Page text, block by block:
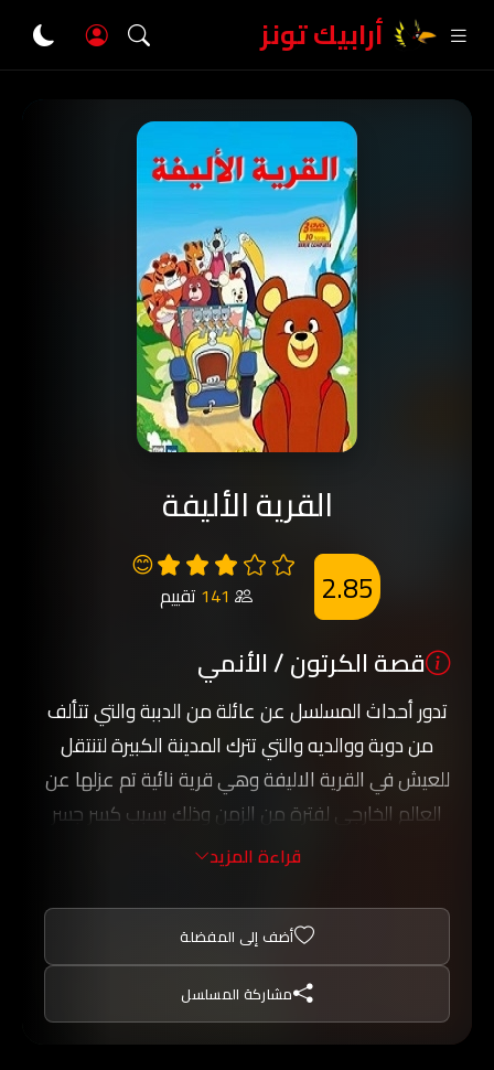
أرابيك تونز
القرية الأليفة
😊
141 تقييم 2.85
قصة الكرتون / الأنمي
تدور أحداث المسلسل عن عائلة من الدببة والتي تتألف
من دوبة ووالديه والتي تترك المدينة الكبيرة لتنتقل
للعيش في القرية الاليفة وهي قرية نائية تم عزلها عن
العالم الخارجي لفترة من الزمن وذلك بسبب كسر جسر
السكة الحديدية الواصل بين القرية والمدينة, يحاول
اقامة صداقات جديدة , احداث جميلة وشيقة
تشاهدونها في احداث المسلسل.
قراءة المزيد
أضف إلى المفضلة
مشاركة المسلسل